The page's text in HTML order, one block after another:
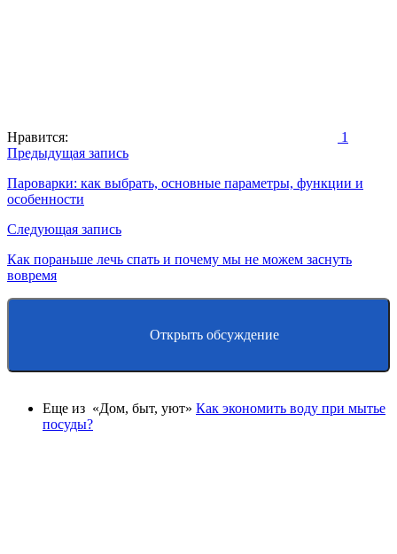
Нравится: 1
Навигация
по
записям
Предыдущая запись
Пароварки: как выбрать, основные параметры, функции и
особенности
Следующая запись
Как пораньше лечь спать и почему мы не можем заснуть
вовремя
Открыть обсуждение
Еще из «Дом, быт, уют» Как экономить воду при мытье
посуды?